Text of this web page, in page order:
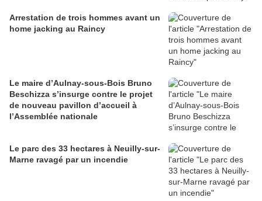
Arrestation de trois hommes avant un
home jacking au Raincy
Le maire d’Aulnay-sous-Bois Bruno
Beschizza s’insurge contre le projet
de nouveau pavillon d’accueil à
l’Assemblée nationale
Le parc des 33 hectares à Neuilly-sur-
Marne ravagé par un incendie